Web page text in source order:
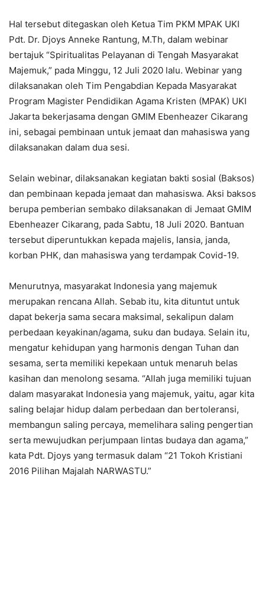
Hal tersebut ditegaskan oleh Ketua Tim PKM MPAK UKI
Pdt. Dr. Djoys Anneke Rantung, M.Th, dalam webinar
bertajuk “Spiritualitas Pelayanan di Tengah Masyarakat
Majemuk,” pada Minggu, 12 Juli 2020 lalu. Webinar yang
dilaksanakan oleh Tim Pengabdian Kepada Masyarakat
Program Magister Pendidikan Agama Kristen (MPAK) UKI
Jakarta bekerjasama dengan GMIM Ebenheazer Cikarang
ini, sebagai pembinaan untuk jemaat dan mahasiswa yang
dilaksanakan dalam dua sesi.
Selain webinar, dilaksanakan kegiatan bakti sosial (Baksos)
dan pembinaan kepada jemaat dan mahasiswa. Aksi baksos
berupa pemberian sembako dilaksanakan di Jemaat GMIM
Ebenheazer Cikarang, pada Sabtu, 18 Juli 2020. Bantuan
tersebut diperuntukkan kepada majelis, lansia, janda,
korban PHK, dan mahasiswa yang terdampak Covid-19.
Menurutnya, masyarakat Indonesia yang majemuk
merupakan rencana Allah. Sebab itu, kita dituntut untuk
dapat bekerja sama secara maksimal, sekalipun dalam
perbedaan keyakinan/agama, suku dan budaya. Selain itu,
mengatur kehidupan yang harmonis dengan Tuhan dan
sesama, serta memiliki kepekaan untuk menaruh belas
kasihan dan menolong sesama. “Allah juga memiliki tujuan
dalam masyarakat Indonesia yang majemuk, yaitu, agar kita
saling belajar hidup dalam perbedaan dan bertoleransi,
membangun saling percaya, memelihara saling pengertian
serta mewujudkan perjumpaan lintas budaya dan agama,”
kata Pdt. Djoys yang termasuk dalam “21 Tokoh Kristiani
2016 Pilihan Majalah NARWASTU.”